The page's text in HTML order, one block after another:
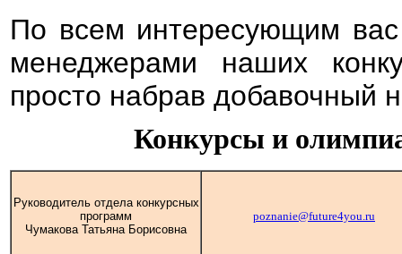
По всем интересующим
менеджерами наших
просто набрав добавочный
Конкурсы и
Руководитель отдела конкурсных
программ
Чумакова Татьяна Борисовна
poznanie@future4you.ru